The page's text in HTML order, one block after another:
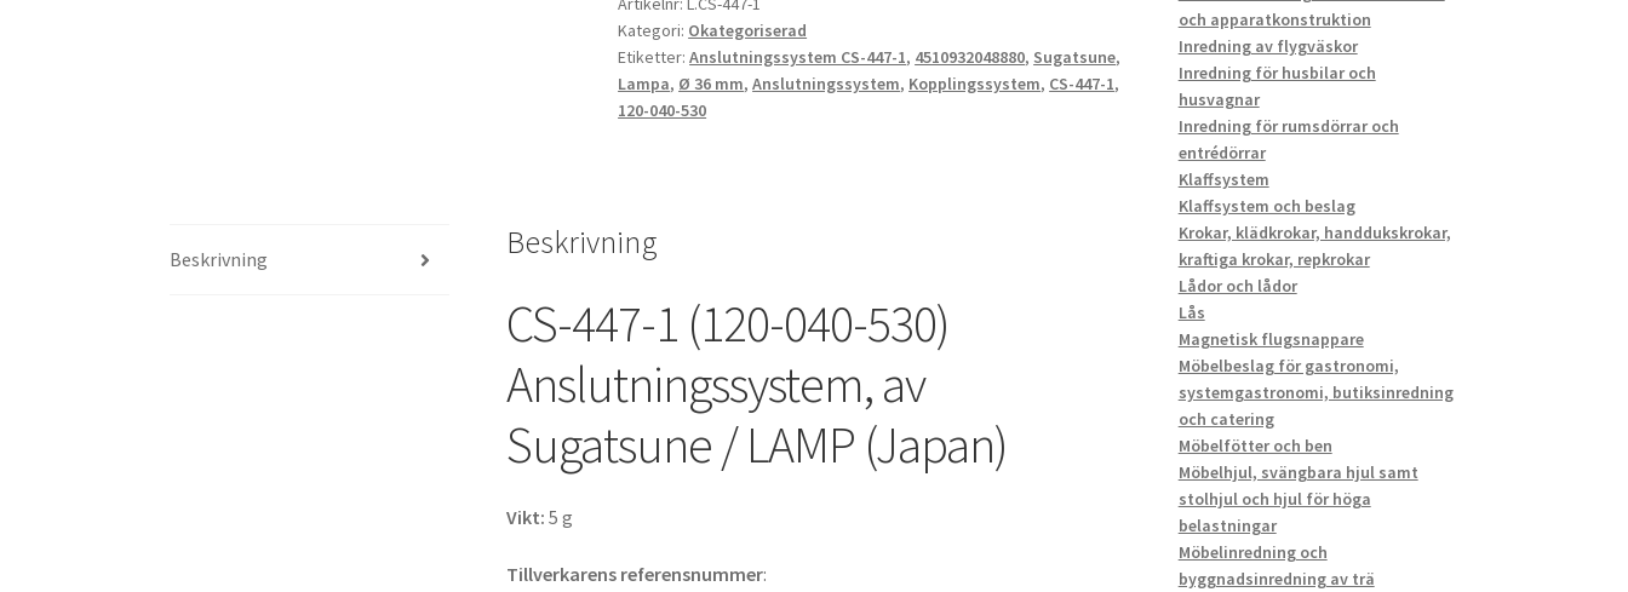
av
Sugatsune
LAMP
Kategori: Okategoriserad
Etiketter:Anslutningssystem CS-447-1, 4510932048880, Sugatsune,
Lampa, Ø 36 mm,Anslutningssystem, Kopplingssystem, CS-447-1,
120-040-530
Beskrivning Beskrivning
CS-447-1 (120-040-530)
Anslutningssystem, av
Sugatsune / LAMP (Japan)
Vikt: 5 g
Tillverkarens referensnummer:
och apparatkonstruktion
Inredning av flygväskor
Inredning för husbilar och
husvagnar
Inredning för rumsdörrar och
entrédörrar
Klaffsystem
Klaffsystem och beslag
Krokar, klädkrokar, handdukskrokar,
kraftiga krokar, repkrokar
Lådor och lådor
Lås
Magnetisk flugsnappare
Möbelbeslag för gastronomi,
systemgastronomi, butiksinredning
och catering
Möbelfötter och ben
Möbelhjul, svängbara hjul samt
stolhjul och hjul för höga
belastningar
Möbelinredning och
byggnadsinredning av trä